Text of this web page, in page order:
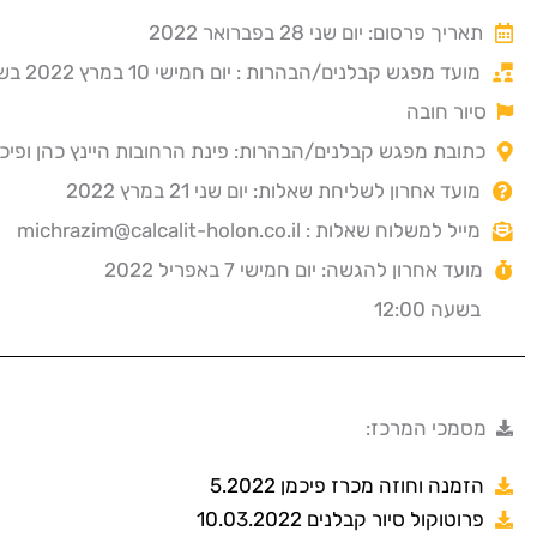
תאריך פרסום: יום שני 28 בפברואר 2022
מועד מפגש קבלנים/הבהרות : יום חמישי 10 במרץ 2022 בשעה 11:00
סיור חובה
כתובת מפגש קבלנים/הבהרות: פינת הרחובות היינץ כהן
מועד אחרון לשליחת שאלות: יום שני 21 במרץ 2022
מייל למשלוח שאלות : michrazim@calcalit-holon.co.il
מועד אחרון להגשה: יום חמישי 7 באפריל 2022
בשעה 12:00
מסמכי המרכז:
הזמנה וחוזה מכרז פיכמן 5.2022
פרוטוקול סיור קבלנים 10.03.2022